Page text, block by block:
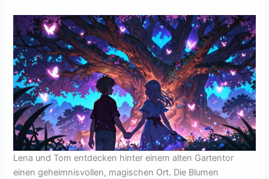
Lena und Tom entdecken hinter einem alten Gartentor
einen geheimnisvollen, magischen Ort. Die Blumen